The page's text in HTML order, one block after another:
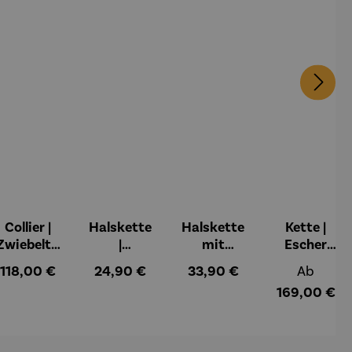
Collier |
Friedensre
Regulärer Preis:
118,00 €
Halskette
|
blaugrün
Regulärer Preis:
24,90 €
Halskette
mit
hänger |
Regulärer Preis:
33,90 €
Kette |
Escher
Kugel
Ab
169,00 €